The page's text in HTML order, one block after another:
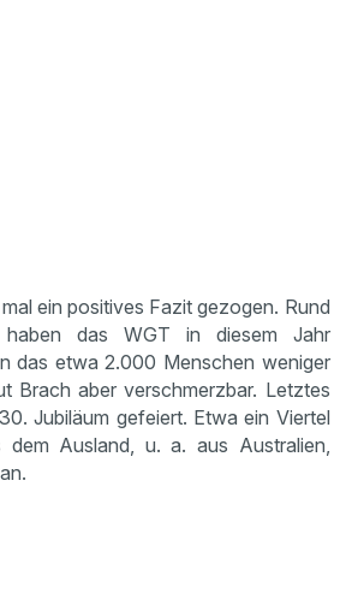
ein positives Fazit gezogen. Rund
haben das WGT in diesem Jahr
das etwa 2.000 Menschen weniger
Brach aber verschmerzbar. Letztes
Jubiläum gefeiert. Etwa ein Viertel
Ausland, u. a. aus Australien,